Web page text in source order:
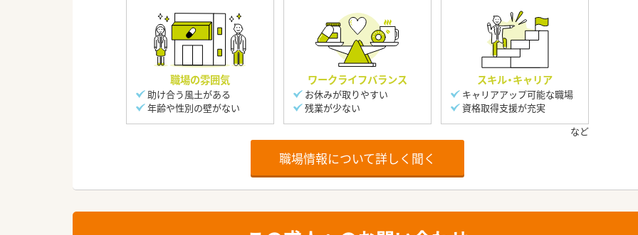
職場の雰囲気
助け合う風土がある
年齢や性別の壁がない
ワークライフバランス
お休みが取りやすい
残業が少ない
スキル・キャリア
キャリアアップ可能な職場
資格取得支援が充実
職場情報について詳しく聞く